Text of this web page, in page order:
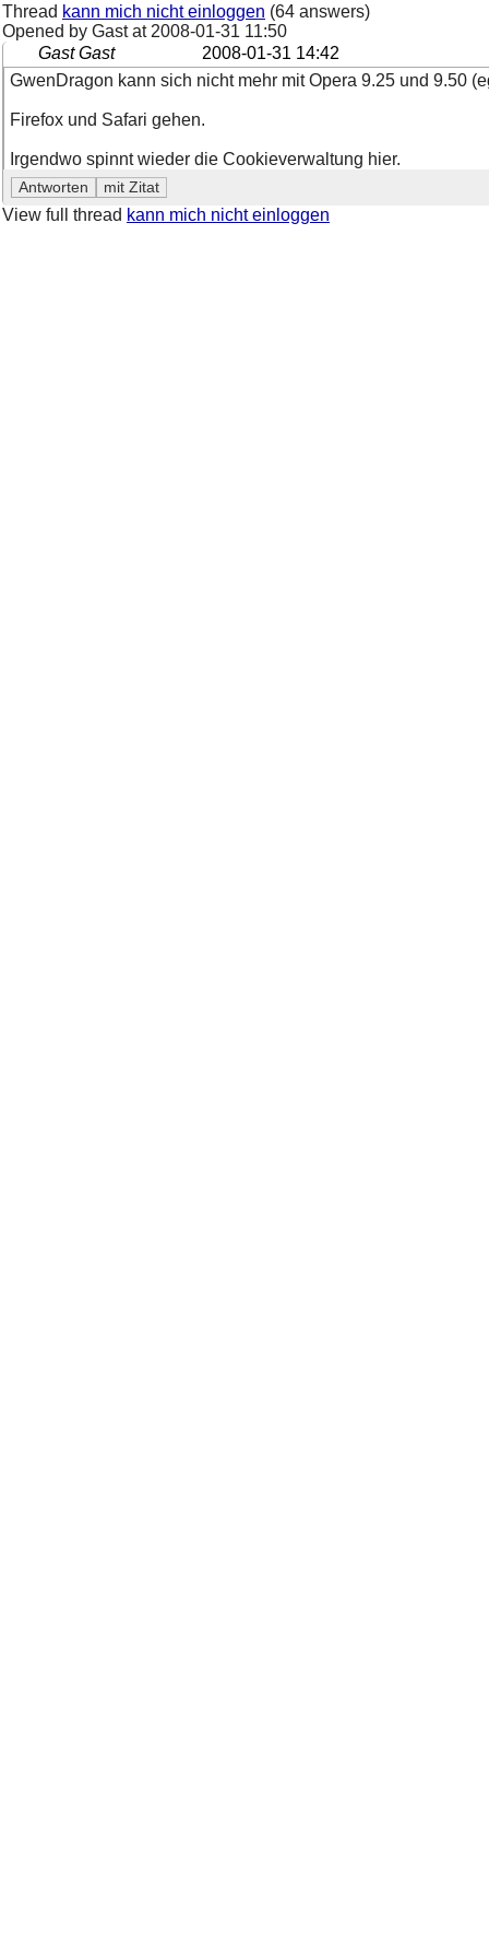
Thread kann mich nicht einloggen (64 answers)
Opened by Gast at 2008-01-31 11:50
Gast Gast
2008-01-31 14:42
GwenDragon kann sich nicht mehr mit Opera 9.25 und 9.50
Firefox und Safari gehen.
Irgendwo spinnt wieder die Cookieverwaltung hier.
View full thread kann mich nicht einloggen